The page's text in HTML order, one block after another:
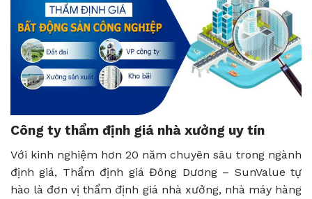
Công ty thẩm định giá nhà xưởng uy tín
Với kinh nghiệm hơn 20 năm chuyên sâu trong ngành
định giá, Thẩm định giá Đông Dương – SunValue tự
hào là đơn vị thẩm định giá nhà xưởng, nhà máy hàng